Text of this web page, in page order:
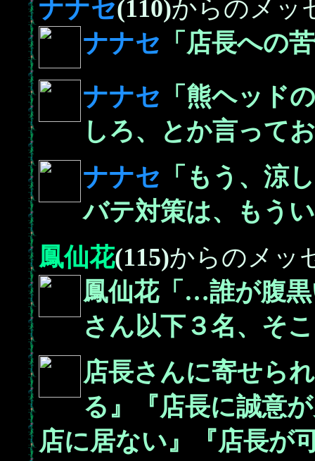
ナナセ(110)からのメッ
ナナセ 「店長へ
ナナセ 「熊ヘッド
しろ、とか言って
ナナセ 「もう、涼
バテ対策は、もう
鳳仙花(115)からのメッ
鳳仙花「…誰が腹
さん以下３名、そ
店長さんに寄せら
る』『店長に誠意
店に居ない』『店長が